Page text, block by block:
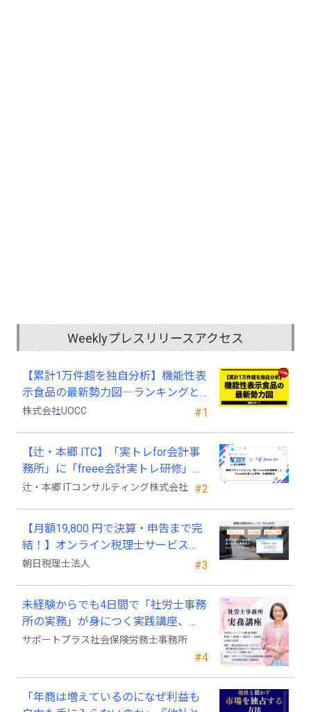
Weeklyプレスリリースアクセス
#1
【累計1万件超を独自分析】機能性表
示食品の最新勢力図―ランキングと
2025年4月以降の変化
株式会社UOCC
#2
【辻・本郷 ITC】「実トレfor会計事
務所」に「freee会計実トレ研修」を
新規追加
辻・本郷 ITコンサルティング株式会社
#3
【月額19,800 円で決算・申告まで完
結！】オンライン税理士サービス
「Wiz サポ」
朝日税理士法人
#4
未経験からでも4日間で「社労士事務
所の実務」が身につく実践講座、
2026年9月開講
サポートプラス社会保険労務士事務所
「年商は増えているのになぜ利益も